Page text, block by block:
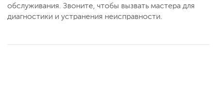
обслуживания. Звоните, чтобы вызвать мастера для
диагностики и устранения неисправности.